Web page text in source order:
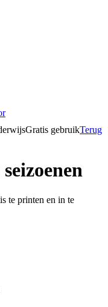
Gratis gebruikTerug
te printen en in te